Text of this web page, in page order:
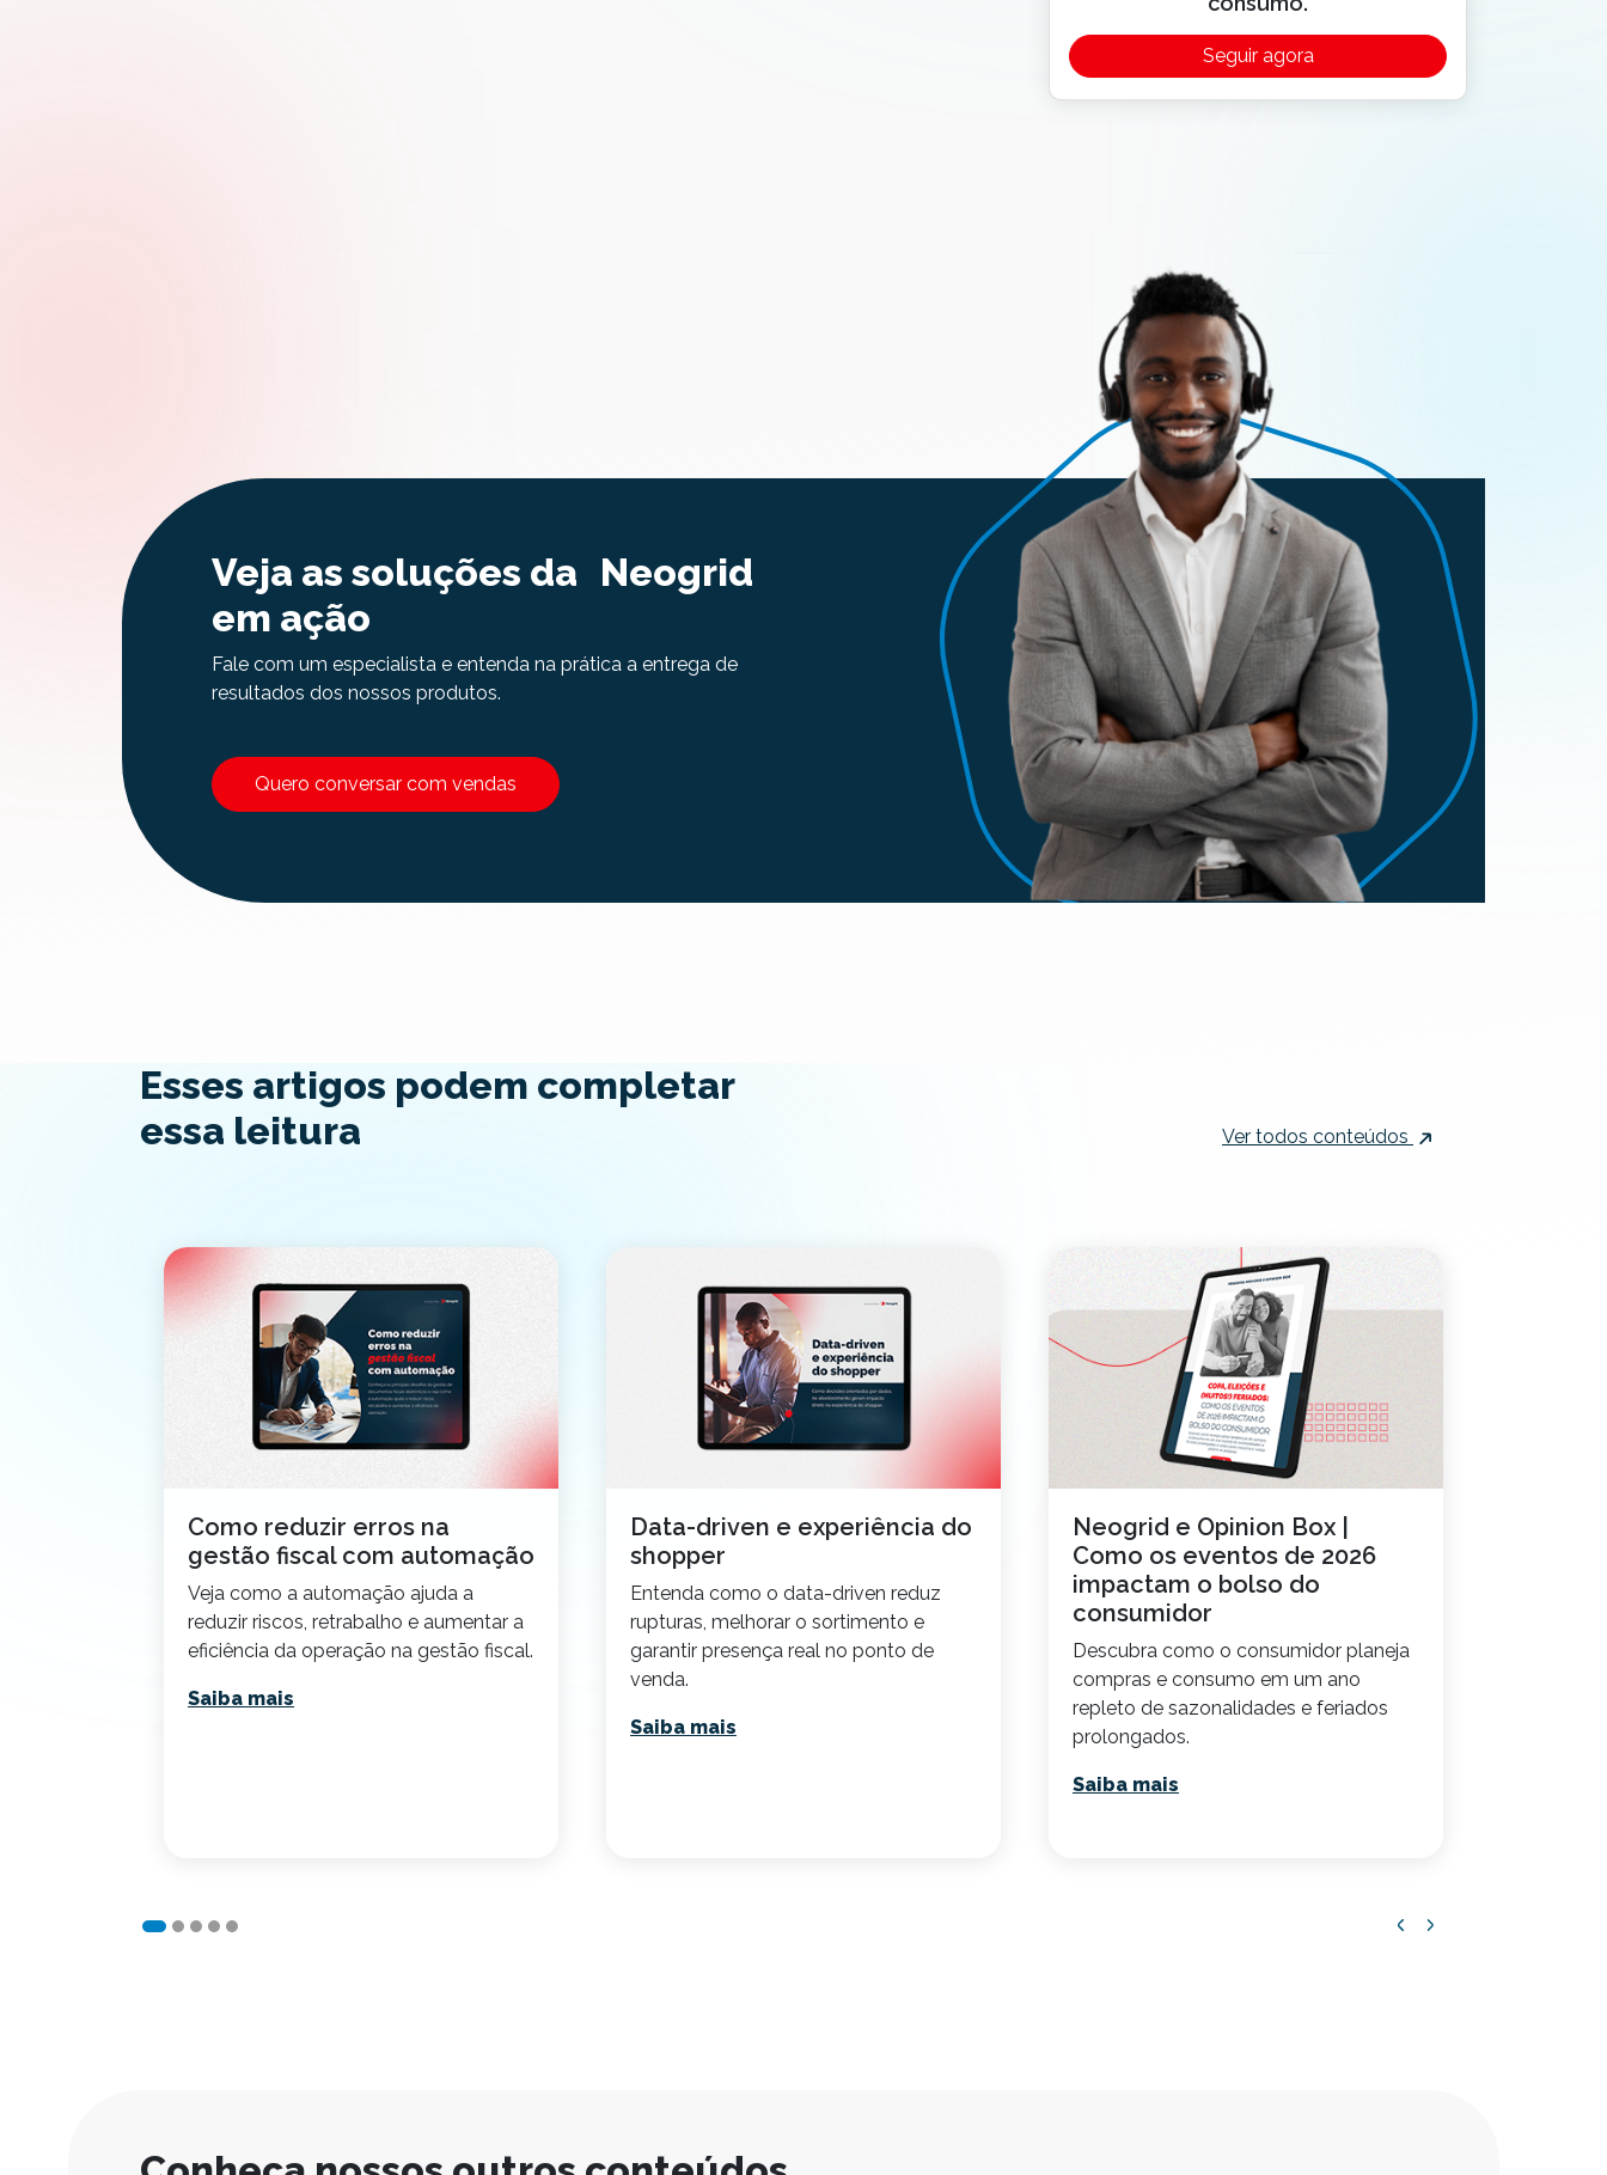
Seguir agora
Veja as soluções da Neogrid
em ação
Fale com um especialista e entenda na prática a entrega de
resultados dos nossos produtos.
Quero conversar com vendas
Esses artigos podem completar
essa leitura
Ver todos conteúdos
Como reduzir erros na
gestão fiscal com automação
Veja como a automação ajuda a
reduzir riscos, retrabalho e aumentar a
eficiência da operação na gestão fiscal.
Saiba mais
Data-driven e experiência do
shopper
Entenda como o data-driven reduz
rupturas, melhorar o sortimento e
garantir presença real no ponto de
venda.
Saiba mais
Neogrid e Opinion Box |
Como os eventos de 2026
impactam o bolso do
consumidor
Descubra como o consumidor planeja
compras e consumo em um ano
repleto de sazonalidades e feriados
prolongados.
Saiba mais